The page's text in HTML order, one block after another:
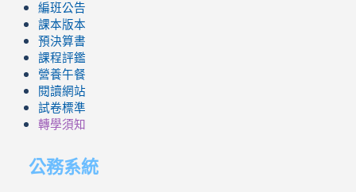
編班公告
課本版本
預決算書
課程評鑑
營養午餐
閱讀網站
試卷標準
轉學須知
公務系統